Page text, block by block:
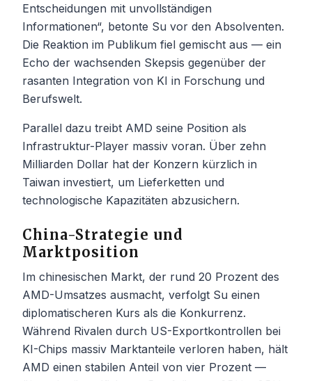
Entscheidungen mit unvollständigen
Informationen“, betonte Su vor den Absolventen.
Die Reaktion im Publikum fiel gemischt aus — ein
Echo der wachsenden Skepsis gegenüber der
rasanten Integration von KI in Forschung und
Berufswelt.
Parallel dazu treibt AMD seine Position als
Infrastruktur-Player massiv voran. Über zehn
Milliarden Dollar hat der Konzern kürzlich in
Taiwan investiert, um Lieferketten und
technologische Kapazitäten abzusichern.
China-Strategie und
Marktposition
Im chinesischen Markt, der rund 20 Prozent des
AMD-Umsatzes ausmacht, verfolgt Su einen
diplomatischeren Kurs als die Konkurrenz.
Während Rivalen durch US-Exportkontrollen bei
KI-Chips massiv Marktanteile verloren haben, hält
AMD einen stabilen Anteil von vier Prozent —